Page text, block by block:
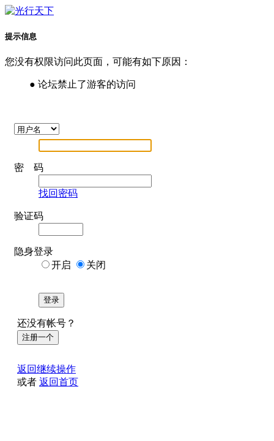
提示信息
您没有权限访问此页面，可能有如下原因：
● 论坛禁止了游客的访问
密 码
找回密码
验证码
隐身登录
开启
关闭
登录
还没有帐号？
注册一个
返回继续操作
或者 返回首页